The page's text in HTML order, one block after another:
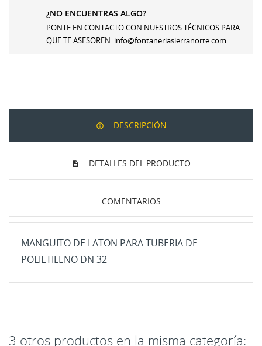
¿NO ENCUENTRAS ALGO?
PONTE EN CONTACTO CON NUESTROS TÉCNICOS PARA
QUE TE ASESOREN. info@fontaneriasierranorte.com
DESCRIPCIÓN
DETALLES DEL PRODUCTO
COMENTARIOS
MANGUITO DE LATON PARA TUBERIA DE
POLIETILENO DN 32
3 otros productos en la misma categoría:
MI LISTA DE DESEOS
add_circle_outlineCrear nueva lista
Nombre de la lista de deseos
Debe iniciar sesión para guardar productos en su lista
de deseos.